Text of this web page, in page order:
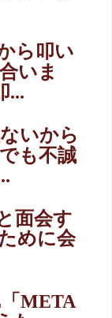
ら叩い
いま
...
いから
も不誠
面会す
めに会
META